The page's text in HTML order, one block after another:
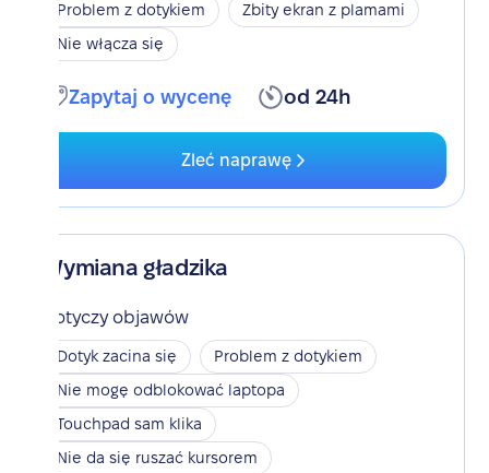
Problem z dotykiem
Zbity ekran z plamami
Nie włącza się
Zapytaj o wycenę od 24h
Zleć naprawę
Wymiana gładzika
Dotyczy objawów
Dotyk zacina się
Problem z dotykiem
Nie mogę odblokować laptopa
Touchpad sam klika
Nie da się ruszać kursorem